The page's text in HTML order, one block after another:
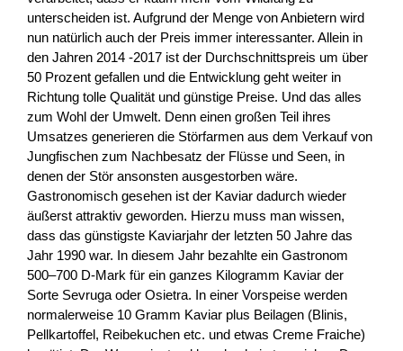
unterscheiden ist. Aufgrund der Menge von Anbietern wird
nun natürlich auch der Preis immer interessanter. Allein in
den Jahren 2014 -2017 ist der Durchschnittspreis um über
50 Prozent gefallen und die Entwicklung geht weiter in
Richtung tolle Qualität und günstige Preise. Und das alles
zum Wohl der Umwelt. Denn einen großen Teil ihres
Umsatzes generieren die Störfarmen aus dem Verkauf von
Jungfischen zum Nachbesatz der Flüsse und Seen, in
denen der Stör ansonsten ausgestorben wäre.
Gastronomisch gesehen ist der Kaviar dadurch wieder
äußerst attraktiv geworden. Hierzu muss man wissen,
dass das günstigste Kaviarjahr der letzten 50 Jahre das
Jahr 1990 war. In diesem Jahr bezahlte ein Gastronom
500–700 D-Mark für ein ganzes Kilogramm Kaviar der
Sorte Sevruga oder Osietra. In einer Vorspeise werden
normalerweise 10 Gramm Kaviar plus Beilagen (Blinis,
Pellkartoffel, Reibekuchen etc. und etwas Creme Fraiche)